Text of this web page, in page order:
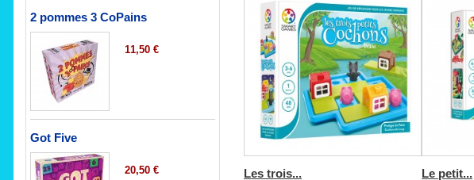
2 pommes 3 CoPains
11,50 €
Got Five
20,50 € Les trois... Le petit...